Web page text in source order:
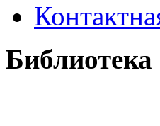
Библиотека